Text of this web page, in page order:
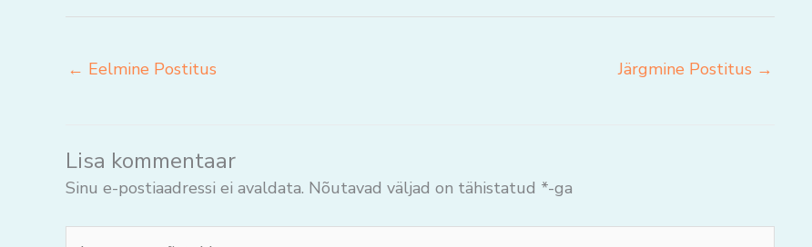
← Eelmine Postitus Järgmine Postitus →
Lisa kommentaar
Sinu e-postiaadressi ei avaldata. Nõutavad väljad on tähistatud *-ga